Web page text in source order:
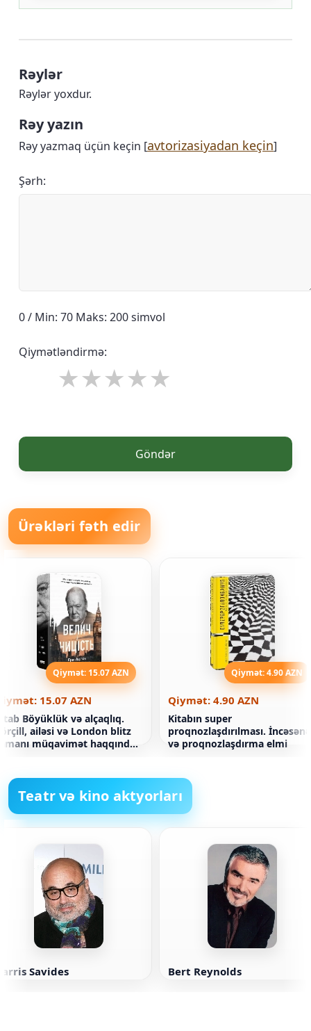
Rəylər
Rəylər yoxdur.
Rəy yazın
Rəy yazmaq üçün keçin [avtorizasiyadan keçin]
Şərh:
0 / Min: 70 Maks: 200 simvol
Qiymətləndirmə:
Göndər
Ürəkləri fəth edir
Qiymət: 15.07 AZN
15.07 AZN
Böyüklük və alçaqlıq.
ailəsi və London blitz
müqavimət haqqında
Qiymət: 4.90 AZN
Qiymət: 4.90 AZN
Kitabın super
proqnozlaşdırılması.
və proqnozlaşdırma elmi
Teatr və kino aktyorları
Savides Bert Reynolds